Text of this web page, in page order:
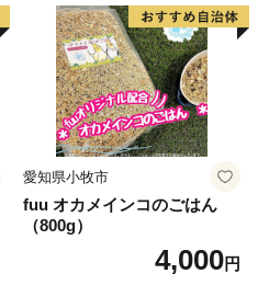
愛知県小牧市
fuu オカメインコのごはん
（800g）
4,000円